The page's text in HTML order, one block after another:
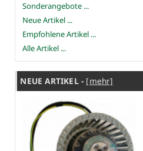
Sonderangebote ...
Neue Artikel ...
Empfohlene Artikel ...
Alle Artikel ...
NEUE ARTIKEL - [mehr]